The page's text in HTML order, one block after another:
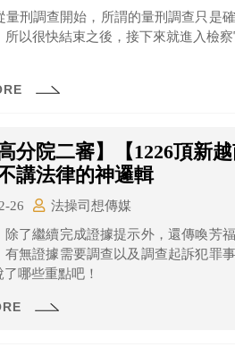
量刑調查開始，所謂的量刑調查只是
所以很快結束之後，接下來就進入檢
高分院二審】【1226頂新
講法律的神邏輯
26
法操司想傳媒
除了繼續完成證據提示外，還傳喚芳
有無證據需要調查以及調查起訴犯罪
哪些重點吧！